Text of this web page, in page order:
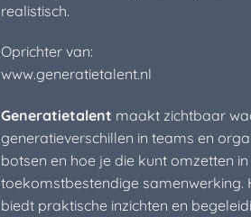
realistisch.
Oprichter van:
www.generatietalent.nl
Generatietalent maakt zichtbaar
generatieverschillen in teams en
botsen en hoe je die kunt omzetten
toekomstbestendige samenwerking.
biedt praktische inzichten en